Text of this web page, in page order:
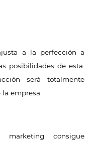
a la perfección a
posibilidades de esta.
será totalmente
empresa.
consigue